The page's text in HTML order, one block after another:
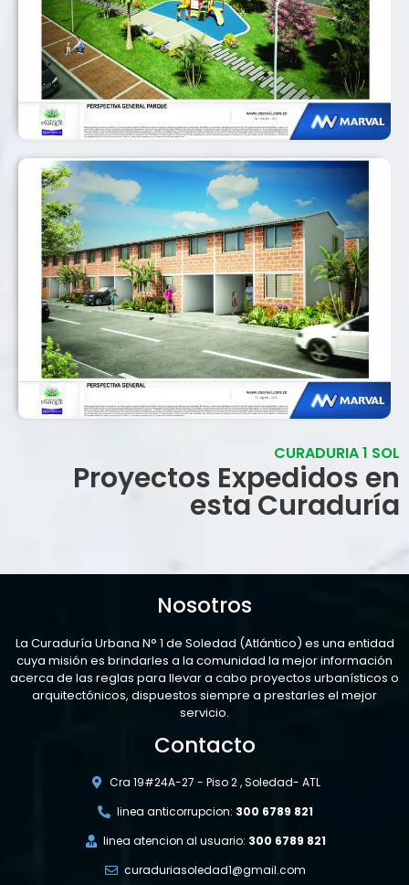
CURADURIA 1 SOL
Proyectos Expedidos en
esta Curaduría
Nosotros
La Curaduría Urbana N° 1 de Soledad (Atlántico) es una entidad
cuya misión es brindarles a la comunidad la mejor información
acerca de las reglas para llevar a cabo proyectos urbanísticos o
arquitectónicos, dispuestos siempre a prestarles el mejor
servicio.
Contacto
Cra 19#24A-27 - Piso 2 , Soledad- ATL
linea anticorrupcion: 300 6789 821
linea atencion al usuario: 300 6789 821
curaduriasoledad1@gmail.com